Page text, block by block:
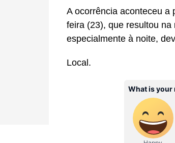
A ocorrência aconteceu a
feira (23), que resultou
especialmente à noite,
Local.